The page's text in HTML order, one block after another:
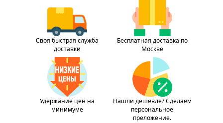
Своя быстрая служба
доставки
Бесплатная доставка по
Москве
Удержание цен на
минимуме
Нашли дешевле? Сделаем
персональное
преложение.